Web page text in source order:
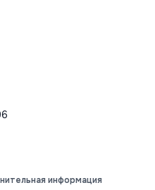
информация